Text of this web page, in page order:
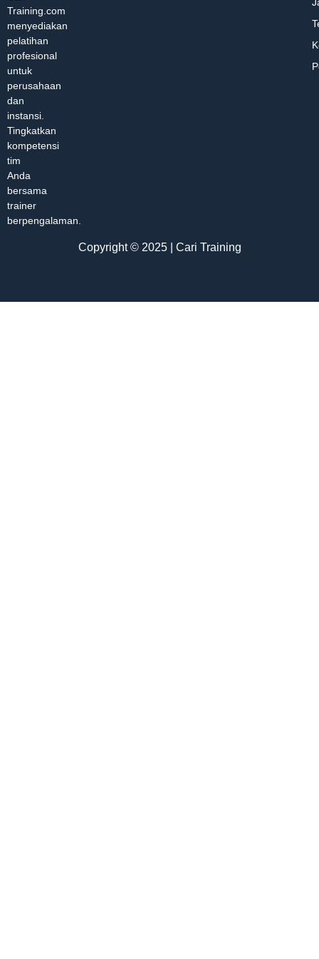
Training.com
menyediakan
pelatihan
profesional
untuk
perusahaan
dan
instansi.
Tingkatkan
kompetensi
tim
Anda
bersama
trainer
berpengalaman.
Copyright © 2025 | Cari Training